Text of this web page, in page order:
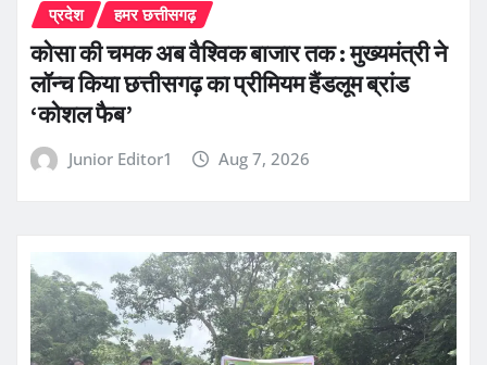
प्रदेश हमर छत्तीसगढ़
कोसा की चमक अब वैश्विक बाजार तक : मुख्यमंत्री ने
लॉन्च किया छत्तीसगढ़ का प्रीमियम हैंडलूम ब्रांड
‘कोशल फैब’
Junior Editor1 Aug 7, 2026